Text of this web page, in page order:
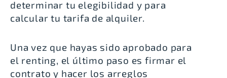
determinar tu elegibilidad y para
calcular tu tarifa de alquiler.
Una vez que hayas sido aprobado para
el renting, el último paso es firmar el
contrato y hacer los arreglos